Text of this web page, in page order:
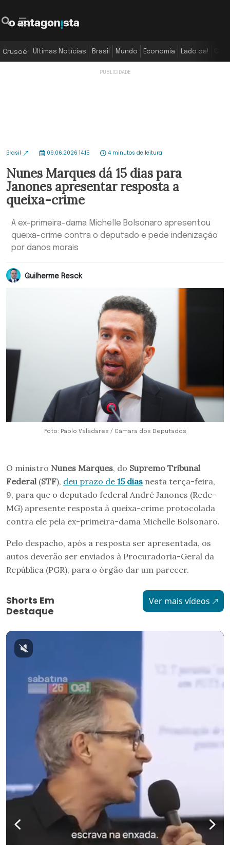
Crusoé Últimas Notícias Brasil Mundo Economia Lado oa!
Brasil 09.06.2026 14:15 4 minutos de leitura
Nunes Marques dá 15 dias para
Janones apresentar resposta a
queixa-crime
A ex-primeira-dama Michelle Bolsonaro apresentou
queixa-crime contra o deputado e pede indenização
por danos morais
Guilherme Resck
Foto: Pablo Valadares / Câmara dos Deputados
O ministro Nunes Marques, do Supremo Tribunal
Federal (STF), deu prazo de 15 dias nesta terça-feira,
9, para que o deputado federal André Janones (Rede-
MG) apresente resposta à queixa-crime protocolada
contra ele pela ex-primeira-dama Michelle Bolsonaro.
Pelo despacho, após a resposta ser apresentada, os
autos deverão ser enviados à Procuradoria-Geral da
República (PGR), para o órgão dar um parecer.
Shorts Em
Destaque
Ver mais vídeos